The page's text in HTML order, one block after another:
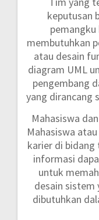
keputusan
pemangku
membutuhkan
atau desain
diagram UML
pengembang
yang dirancang
Mahasiswa
Mahasiswa
karier di
informasi
untuk
desain sistem
dibutuhkan